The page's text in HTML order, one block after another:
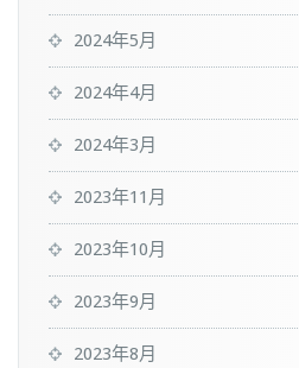
2024年5月
2024年4月
2024年3月
2023年11月
2023年10月
2023年9月
2023年8月